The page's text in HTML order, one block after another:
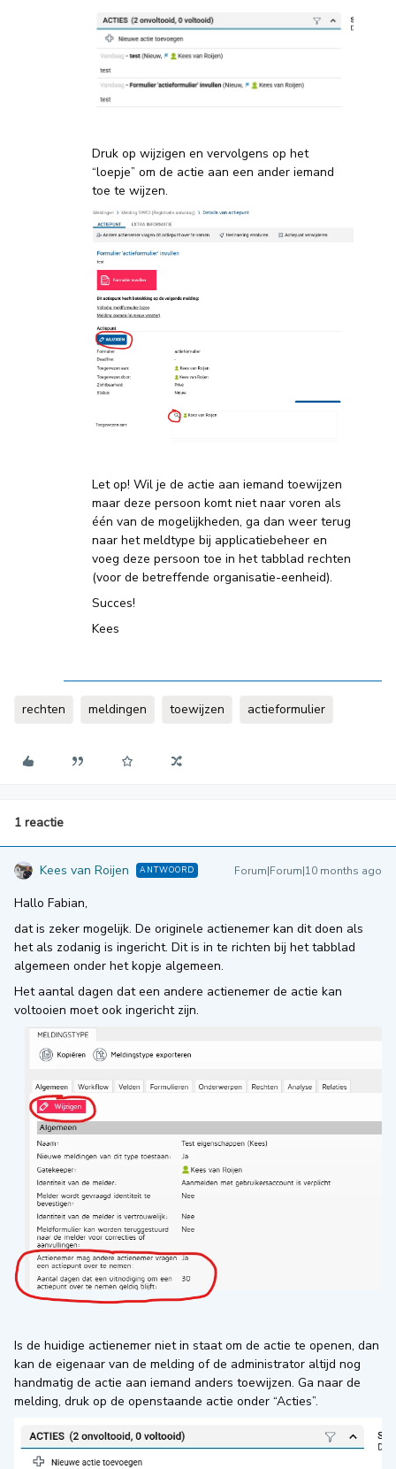
Druk op wijzigen en vervolgens op het
“loepje” om de actie aan een ander iemand
toe te wijzen.
Let op! Wil je de actie aan iemand toewijzen
maar deze persoon komt niet naar voren als
één van de mogelijkheden, ga dan weer terug
naar het meldtype bij applicatiebeheer en
voeg deze persoon toe in het tabblad rechten
(voor de betreffende organisatie-eenheid).
Succes!
Kees
rechten meldingen toewijzen actieformulier
1 reactie
Kees van Roijen ANTWOORD Forum|Forum|10 months ago
Hallo Fabian,
dat is zeker mogelijk. De originele actienemer kan dit doen als
het als zodanig is ingericht. Dit is in te richten bij het tabblad
algemeen onder het kopje algemeen.
Het aantal dagen dat een andere actienemer de actie kan
voltooien moet ook ingericht zijn.
Is de huidige actienemer niet in staat om de actie te openen, dan
kan de eigenaar van de melding of de administrator altijd nog
handmatig de actie aan iemand anders toewijzen. Ga naar de
melding, druk op de openstaande actie onder “Acties”.